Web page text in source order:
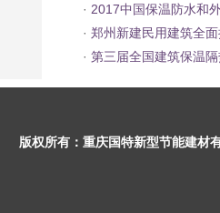
· 2017中国保温防水和
· 郑州新建民用建筑全
· 第三届全国建筑保温
版权所有： 重庆国特新型节能建材